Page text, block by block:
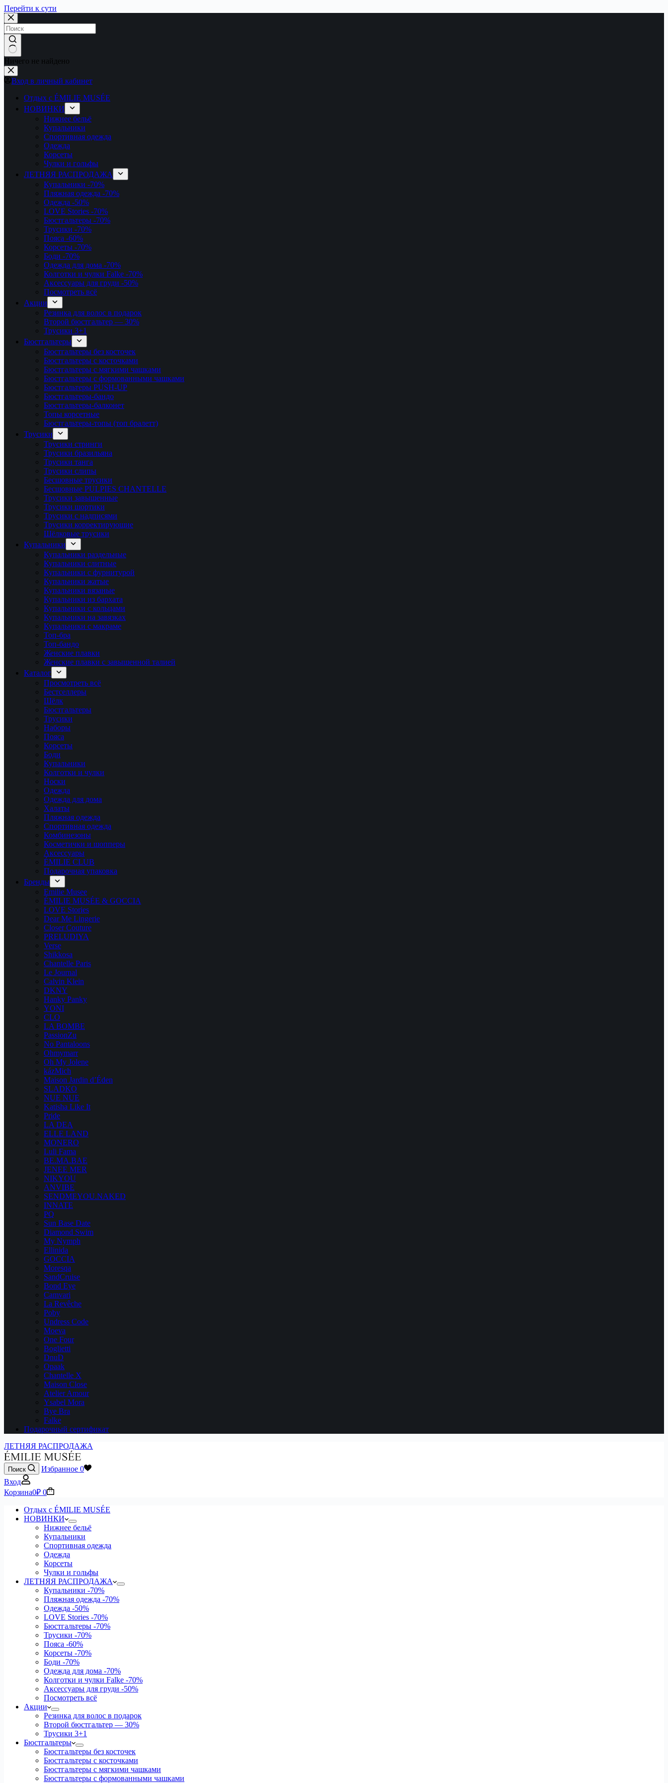
Перейти к сути
Ничего не найдено
Вход в личный кабинет
Отдых с ÉMILIE MUSÉE
НОВИНКИ
Нижнее бельё
Купальники
Спортивная одежда
Одежда
Корсеты
Чулки и гольфы
ЛЕТНЯЯ РАСПРОДАЖА
Купальники -70%
Пляжная одежда -70%
Одежда -50%
LOVE Stories -70%
Бюстгальтеры -70%
Трусики -70%
Пояса -60%
Корсеты -70%
Боди -70%
Одежда для дома -70%
Колготки и чулки Falke -70%
Аксессуары для груди -50%
Посмотреть всё
Акции
Резинка для волос в подарок
Второй бюстгальтер — 30%
Трусики 3+1
Бюстгальтеры
Бюстгальтеры без косточек
Бюстгальтеры с косточками
Бюстгальтеры с мягкими чашками
Бюстгальтеры с формованными чашками
Бюстгальтеры PUSH-UP
Бюстгальтеры-бандо
Бюстгальтеры-балконет
Топы корсетные
Бюстгальтеры-топы (топ бралетт)
Трусики
Трусики стринги
Трусики бразильяна
Трусики танга
Трусики слипы
Бесшовные трусики
Бесшовные PULPIES CHANTELLE
Трусики завышенные
Трусики шортики
Трусики с надписями
Трусики корректирующие
Шёлковые трусики
Купальники
Купальники раздельные
Купальники слитные
Купальники с фурнитурой
Купальники жатые
Купальники вязаные
Купальники из бархата
Купальники с кольцами
Купальники на завязках
Купальники с макраме
Топ-бра
Топ-бандо
Женские плавки
Женские плавки с завышенной талией
Каталог
Просмотреть всё
Бестселлеры
Шёлк
Бюстгальтеры
Трусики
Наборы
Пояса
Корсеты
Боди
Купальники
Колготки и чулки
Носки
Одежда
Одежда для дома
Халаты
Пляжная одежда
Спортивная одежда
Комбинезоны
Косметички и шопперы
Аксессуары
ÉMILIE CLUB
Подарочная упаковка
Бренды
Emilie Musee
ÉMILIE MUSÉE & GOCCIA
LOVE Stories
Dear Me Lingerie
Closer Couture
PRELUDIYA
Verse
Shikkosa
Chantelle Paris
Le Journal
Calvin Klein
DKNY
Hanky Panky
YONI
CLO
LA BOMBE
PassionZu
No Pantaloons
Ohmymarr
Oh My Jolene
kázMich
Maison Jardin d’Éden
SLADKO
NUE NUE
Katisha Like It
Pride
LA DEA
ELLE LAND
MONERO
Luli Fama
BE.MA.BAE
JENEE MER
NIKYOU
ANVIBE
SENDMEYOU.NAKED
INNATE
PQ
Sun Base Date
Diamond Swim
My Nymph
Ellinida
GOCCIA
Moresqa
SandCruise
Bond Eye
Camvari
La Revêche
Poby
Undress Code
Moeva
One Four
Boglietti
DnuD
Opaak
Chantelle X
Maison Close
Atelier Amour
Ysabel Mora
Bye Bra
Falke
Подарочный сертификат
ЛЕТНЯЯ РАСПРОДАЖА
Поиск Избранное 0
Вход
Корзина0₽ 0
Отдых с ÉMILIE MUSÉE
НОВИНКИ
Нижнее бельё
Купальники
Спортивная одежда
Одежда
Корсеты
Чулки и гольфы
ЛЕТНЯЯ РАСПРОДАЖА
Купальники -70%
Пляжная одежда -70%
Одежда -50%
LOVE Stories -70%
Бюстгальтеры -70%
Трусики -70%
Пояса -60%
Корсеты -70%
Боди -70%
Одежда для дома -70%
Колготки и чулки Falke -70%
Аксессуары для груди -50%
Посмотреть всё
Акции
Резинка для волос в подарок
Второй бюстгальтер — 30%
Трусики 3+1
Бюстгальтеры
Бюстгальтеры без косточек
Бюстгальтеры с косточками
Бюстгальтеры с мягкими чашками
Бюстгальтеры с формованными чашками